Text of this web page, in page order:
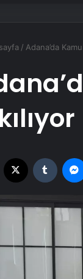
/ Adana’da
Facebook Tumblr